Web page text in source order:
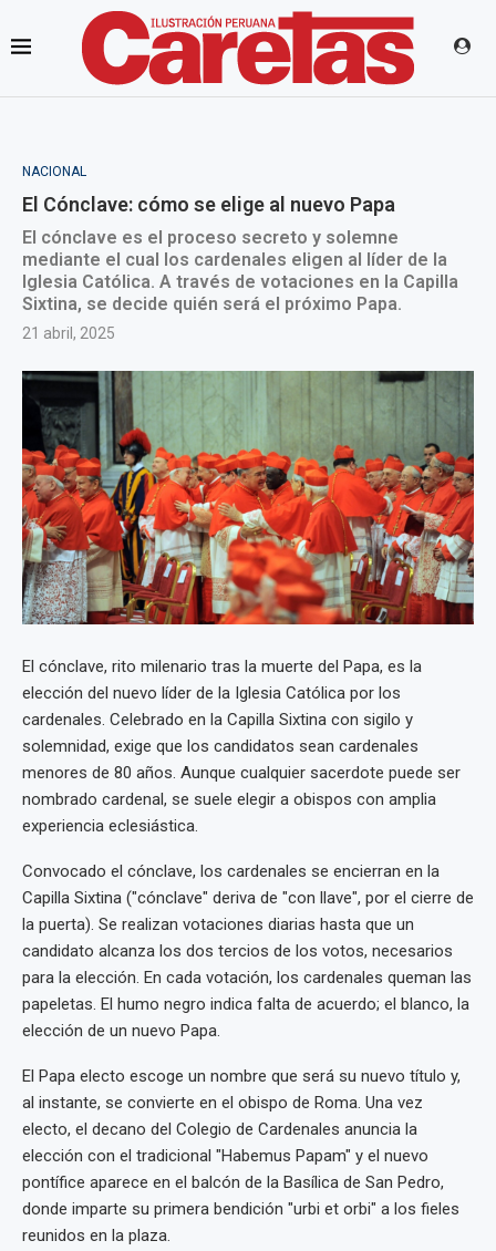
NACIONAL
El Cónclave: cómo se elige al nuevo Papa
El cónclave es el proceso secreto y solemne
mediante el cual los cardenales eligen al líder de la
Iglesia Católica. A través de votaciones en la Capilla
Sixtina, se decide quién será el próximo Papa.
21 abril, 2025
El cónclave, rito milenario tras la muerte del Papa, es la
elección del nuevo líder de la Iglesia Católica por los
cardenales. Celebrado en la Capilla Sixtina con sigilo y
solemnidad, exige que los candidatos sean cardenales
menores de 80 años. Aunque cualquier sacerdote puede ser
nombrado cardenal, se suele elegir a obispos con amplia
experiencia eclesiástica.
Convocado el cónclave, los cardenales se encierran en la
Capilla Sixtina ("cónclave" deriva de "con llave", por el cierre de
la puerta). Se realizan votaciones diarias hasta que un
candidato alcanza los dos tercios de los votos, necesarios
para la elección. En cada votación, los cardenales queman las
papeletas. El humo negro indica falta de acuerdo; el blanco, la
elección de un nuevo Papa.
El Papa electo escoge un nombre que será su nuevo título y,
al instante, se convierte en el obispo de Roma. Una vez
electo, el decano del Colegio de Cardenales anuncia la
elección con el tradicional "Habemus Papam" y el nuevo
pontífice aparece en el balcón de la Basílica de San Pedro,
donde imparte su primera bendición "urbi et orbi" a los fieles
reunidos en la plaza.